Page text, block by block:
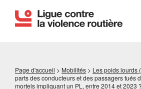
Page d'accueil > Mobilités > Les poids lourds
parts des conducteurs et des passagers tués
mortels impliquant un PL, entre 2014 et 2023 ?